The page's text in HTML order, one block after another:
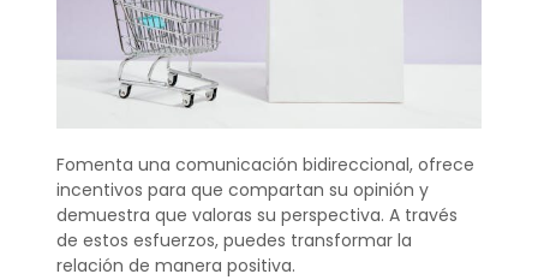
Fomenta una comunicación bidireccional, ofrece
incentivos para que compartan su opinión y
demuestra que valoras su perspectiva. A través
de estos esfuerzos, puedes transformar la
relación de manera positiva.